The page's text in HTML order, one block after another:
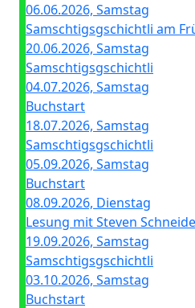
06.06.2026, Samstag
Samschtigsgschichtli am
20.06.2026, Samstag
Samschtigsgschichtli
04.07.2026, Samstag
Buchstart
18.07.2026, Samstag
Samschtigsgschichtli
05.09.2026, Samstag
Buchstart
08.09.2026, Dienstag
Lesung mit Steven
19.09.2026, Samstag
Samschtigsgschichtli
03.10.2026, Samstag
Buchstart